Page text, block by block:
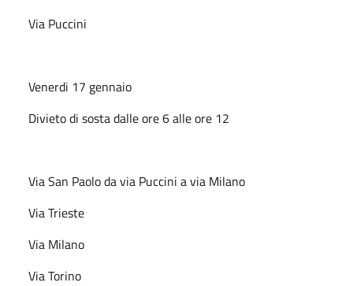
Via Puccini
Venerdi 17 gennaio
Divieto di sosta dalle ore 6 alle ore 12
Via San Paolo da via Puccini a via Milano
Via Trieste
Via Milano
Via Torino